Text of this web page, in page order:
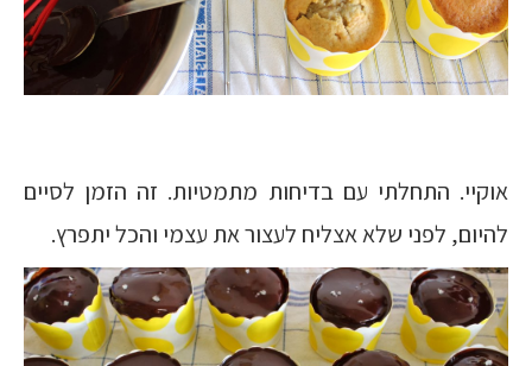
אוקיי. התחלתי עם בדיחות מתמטיות. זה הזמן לסיים
להיום, לפני שלא אצליח לעצור את עצמי והכל יתפרץ.